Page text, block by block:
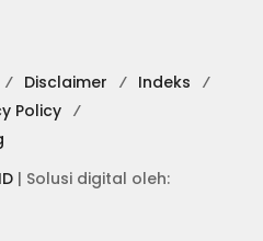
Disclaimer
Indeks
Policy
| Solusi digital oleh: